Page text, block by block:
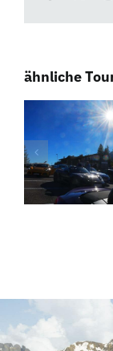
ähnliche
–